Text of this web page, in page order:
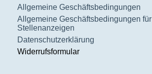
Allgemeine Geschäftsbedingungen
Allgemeine Geschäftsbedingungen für
Stellenanzeigen
Datenschutzerklärung
Widerrufsformular